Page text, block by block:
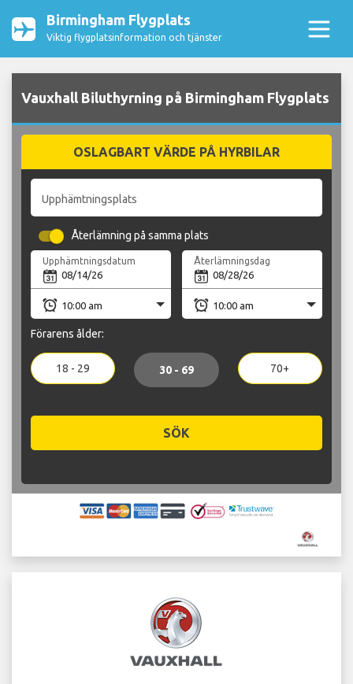
Birmingham Flygplats
Viktig flygplatsinformation och tjänster
Vauxhall Biluthyrning på Birmingham Flygplats
OSLAGBART VÄRDE PÅ HYRBILAR
Upphämtningsplats
Återlämning på samma plats
Upphämtningsdatum Återlämningsdag
Förarens ålder:
18 - 29 30 - 69 70+
SÖK